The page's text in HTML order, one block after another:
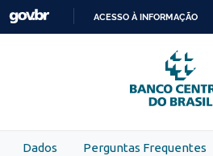
Skip to main content
PARA
O
ACESSO À INFORMAÇÃO
Dados Perguntas Frequentes